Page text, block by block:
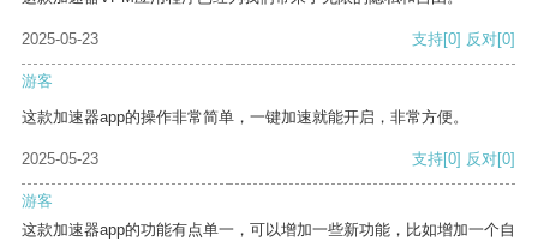
2025-05-23 支持[0] 反对[0]
游客
这款加速器app的操作非常简单，一键加速就能开启，非常方便。
2025-05-23 支持[0] 反对[0]
游客
这款加速器app的功能有点单一，可以增加一些新功能，比如增加一个自